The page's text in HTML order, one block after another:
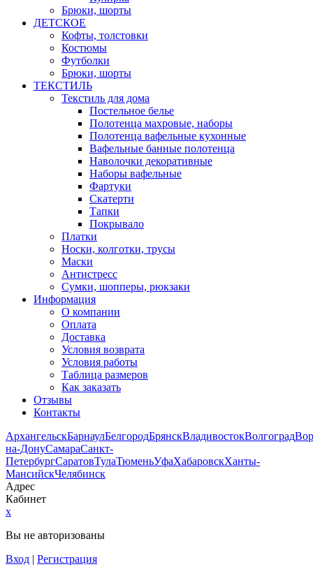
Брюки, шорты
ДЕТСКОЕ
Кофты, толстовки
Костюмы
Футболки
Брюки, шорты
ТЕКСТИЛЬ
Текстиль для дома
Постельное белье
Полотенца махровые, наборы
Полотенца вафельные кухонные
Вафельные банные полотенца
Наволочки декоративные
Наборы вафельные
Фартуки
Скатерти
Тапки
Покрывало
Платки
Носки, колготки, трусы
Маски
Антистресс
Сумки, шопперы, рюкзаки
Информация
О компании
Оплата
Доставка
Условия возврата
Условия работы
Таблица размеров
Как заказать
Отзывы
Контакты
АрхангельскБарнаулБелгородБрянскВладивостокВолгоград
на-ДонуСамараСанкт-
ПетербургСаратовТулаТюменьУфаХабаровскХанты-
МансийскЧелябинск
Адрес
Кабинет
x
Вы не авторизованы
Вход | Регистрация